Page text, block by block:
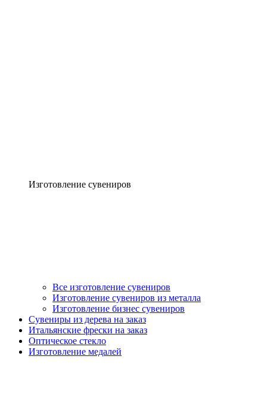
Изготовление сувениров
Все изготовление сувениров
Изготовление сувениров из металла
Изготовление бизнес сувениров
Сувениры из дерева на заказ
Итальянские фрески на заказ
Оптическое стекло
Изготовление медалей